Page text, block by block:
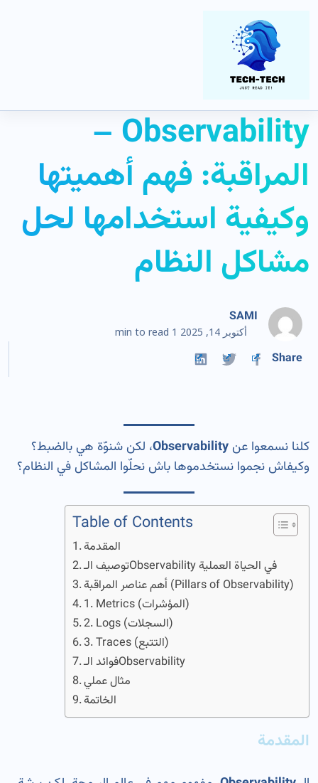
Home
Observability – المراقبة: فهم أهميتها وكيفية استخدامها لحل مشاكل النظام
Observability –
المراقبة: فهم أهميتها
وكيفية استخدامها لحل
مشاكل النظام
SAMI
أكتوبر 14, 2025 1 min to read
Share
كلنا نسمعوا عن Observability، لكن شنوّة هي بالضبط؟
وكيفاش نجموا نستخدموها باش نحلّوا المشاكل في النظام؟
Table of Contents
المقدمة
توصيف الـObservability في الحياة العملية
أهم عناصر المراقبة (Pillars of Observability)
1. Metrics (المؤشرات)
2. Logs (السجلات)
3. Traces (التتبع)
فوائد الـObservability
مثال عملي
الخاتمة
المقدمة